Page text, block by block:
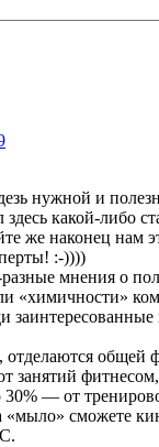
нужной и
какой-либо
же наконец нам
:-))))
мнения о
«химичности»
общей
занятий
30% — от
сможете